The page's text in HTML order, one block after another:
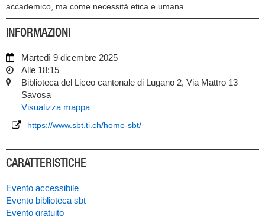
accademico, ma come necessità etica e umana.
INFORMAZIONI
Martedì 9 dicembre 2025
Alle 18:15
Biblioteca del Liceo cantonale di Lugano 2, Via Mattro 13
Savosa
Visualizza mappa
https://www.sbt.ti.ch/home-sbt/
CARATTERISTICHE
Evento accessibile
Evento biblioteca sbt
Evento gratuito